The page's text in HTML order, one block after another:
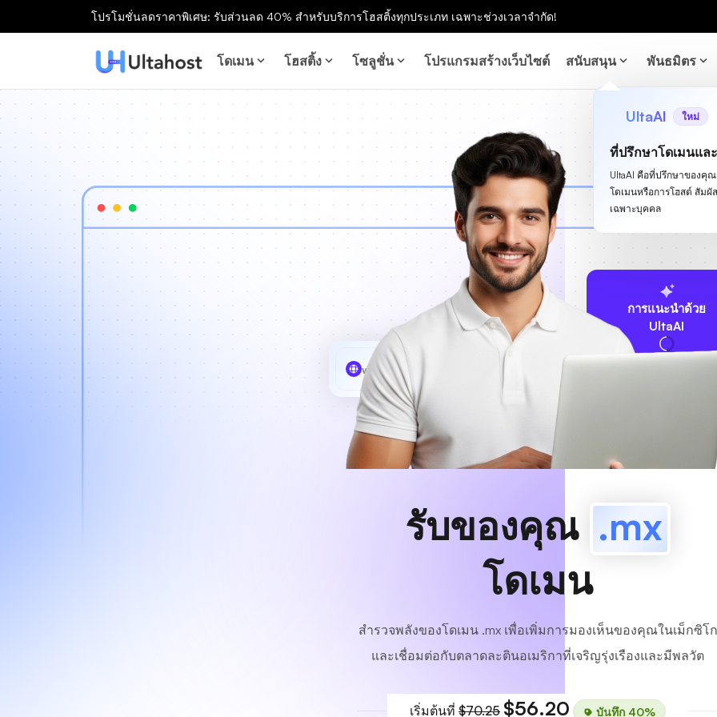
โปรโมชั่นลดราคาพิเศษ: รับส่วนลด 40% สำหรับบริการโฮสติ้งทุกประเภท เฉพาะช่วงเวลาจำกัด!
โดเมน โฮสติ้ง โซลูชั่น โปรแกรมสร้างเว็บไซต์ สนับสนุน พันธมิตร
UltaAI ใหม่
ที่ปรึกษาโดเมนแ
UltaAI คือที่ปรึกษาของคุ
โดเมนหรือการโฮสต์ สัม
เฉพาะบุคคล
การแนะนำด้วย
UltaAI
www MyCafe
รับของคุณ .mx
โดเมน
สำรวจพลังของโดเมน .mx เพื่อเพิ่มการมองเห็นของคุณในเม็กซิโก
และเชื่อมต่อกับตลาดละตินอเมริกาที่เจริญรุ่งเรืองและมีพลวัต
เริ่มต้นที่ $70.25 $56.20 บันทึก 40%